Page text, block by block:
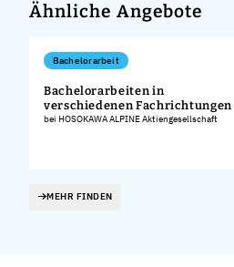
Ähnliche Angebote
Bachelorarbeit
Bachelorarbeiten in
verschiedenen Fachrichtungen
bei HOSOKAWA ALPINE Aktiengesellschaft
MEHR FINDEN